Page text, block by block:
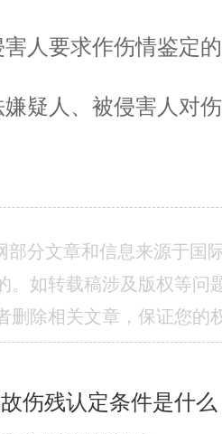
人要求作伤情鉴定
人、被侵害人对伤
部分文章和信息来源于国
。如转载稿涉及版权等问
删除相关文章，保证您的
伤残认定条件是什么